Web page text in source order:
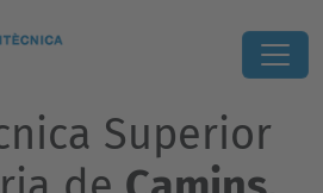
Superior